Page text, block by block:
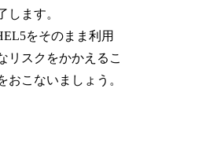
します。
をそのまま利用
リスクをかかえるこ
おこないましょう。